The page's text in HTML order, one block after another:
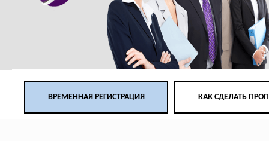
ВРЕМЕННАЯ РЕГИСТРАЦИЯ КАК СДЕЛАТЬ